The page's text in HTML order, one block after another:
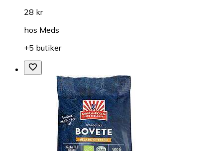
28 kr
hos Meds
+5 butiker